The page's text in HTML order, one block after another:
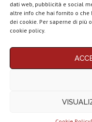
dati web, pubblicità e social
altre info che hai fornito o che
dei cookie. Per saperne di più
cookie policy.
Chi siamo
Questo blog non rappresenta
Affiliazione Amazon EU, un
Tech4Dummies
LEGGI ANCHE
Motorola
per
NexPhone è
smartphone